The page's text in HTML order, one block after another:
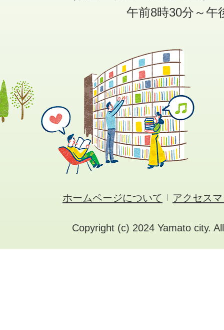
午前8時30分～午
ホームページについて アクセス
Copyright (c) 2024 Yamato city.